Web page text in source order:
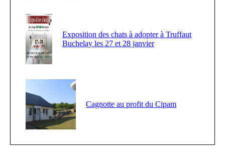
Exposition des chats à adopter à Truffaut
Buchelay les 27 et 28 janvier
Cagnotte au profit du Cipam